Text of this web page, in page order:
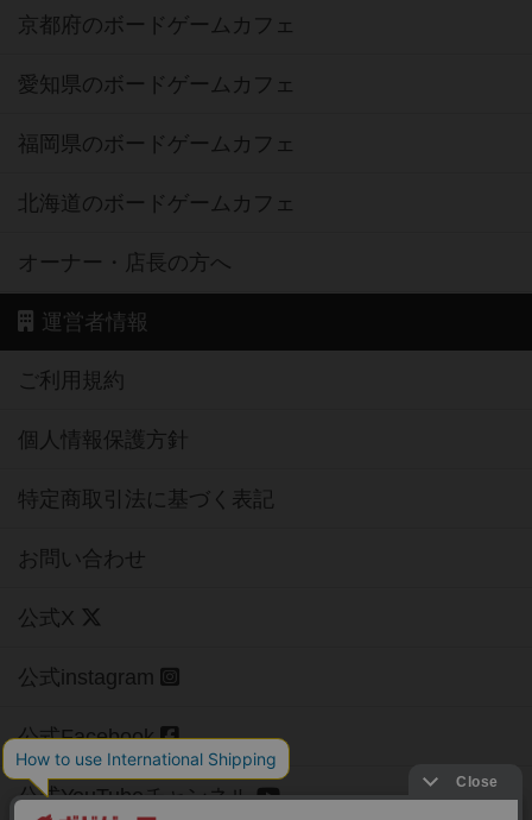
京都府のボードゲームカフェ
愛知県のボードゲームカフェ
福岡県のボードゲームカフェ
北海道のボードゲームカフェ
オーナー・店長の方へ
運営者情報
ご利用規約
個人情報保護方針
特定商取引法に基づく表記
お問い合わせ
公式X
公式instagram
公式Facebook
公式YouTubeチャンネル